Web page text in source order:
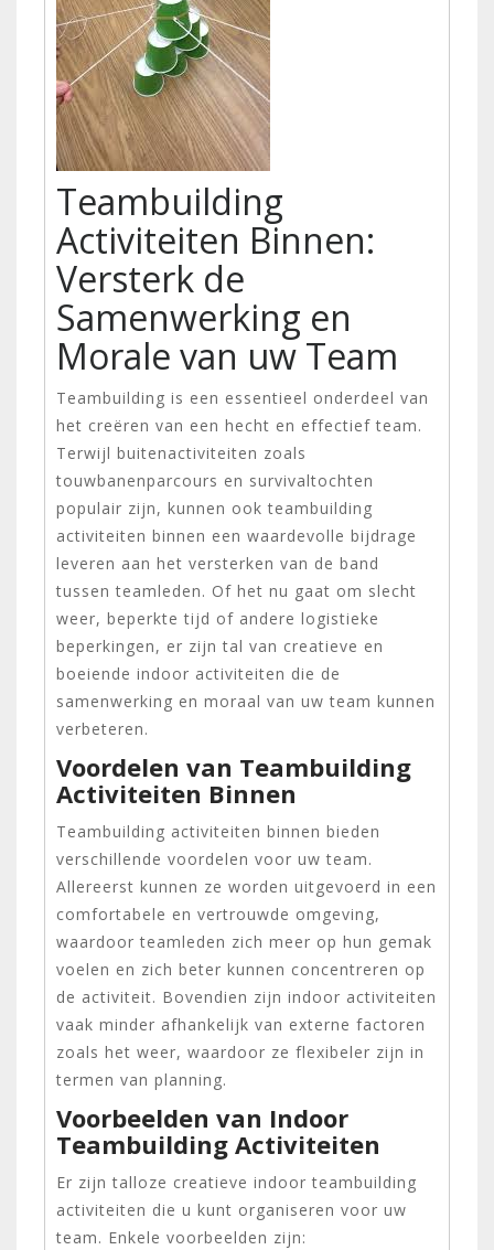
Teambuilding
Activiteiten Binnen:
Versterk de
Samenwerking en
Morale van uw Team
Teambuilding is een essentieel onderdeel van
het creëren van een hecht en effectief team.
Terwijl buitenactiviteiten zoals
touwbanenparcours en survivaltochten
populair zijn, kunnen ook teambuilding
activiteiten binnen een waardevolle bijdrage
leveren aan het versterken van de band
tussen teamleden. Of het nu gaat om slecht
weer, beperkte tijd of andere logistieke
beperkingen, er zijn tal van creatieve en
boeiende indoor activiteiten die de
samenwerking en moraal van uw team kunnen
verbeteren.
Voordelen van Teambuilding
Activiteiten Binnen
Teambuilding activiteiten binnen bieden
verschillende voordelen voor uw team.
Allereerst kunnen ze worden uitgevoerd in een
comfortabele en vertrouwde omgeving,
waardoor teamleden zich meer op hun gemak
voelen en zich beter kunnen concentreren op
de activiteit. Bovendien zijn indoor activiteiten
vaak minder afhankelijk van externe factoren
zoals het weer, waardoor ze flexibeler zijn in
termen van planning.
Voorbeelden van Indoor
Teambuilding Activiteiten
Er zijn talloze creatieve indoor teambuilding
activiteiten die u kunt organiseren voor uw
team. Enkele voorbeelden zijn: